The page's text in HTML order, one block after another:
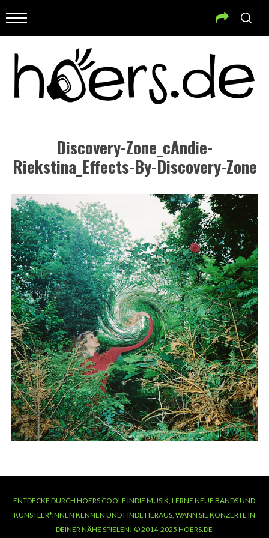
Discovery-Zone_cAndie-
Riekstina_Effects-By-Discovery-Zone
ENTDECKE DURCH HOERS COOLE INDIE MUSIK, LERNE NEUE BANDS UND
KÜNSTLER*INNEN KENNEN UND FINDE HERAUS, WANN SIE KONZERTE IN
DEINER NÄHE SPIELEN! © 2014-2025 HOERS.DE